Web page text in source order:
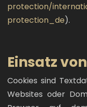
protection/
protection_de).
Einsatz
Cookies sind
Websites oder